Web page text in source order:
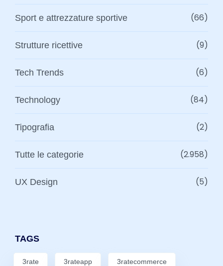
Sport e attrezzature sportive (66)
Strutture ricettive (9)
Tech Trends (6)
Technology (84)
Tipografia (2)
Tutte le categorie (2.958)
UX Design (5)
TAGS
3rate 3rateapp 3ratecommerce